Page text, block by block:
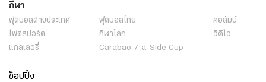
กีฬา
ฟุตบอลต่่างประเทศ ฟุตบอลไทย
คอลัมน์
ไฟต์สปอร์ต
กีฬาโลก
วิดีโอ
แกลเลอรี่
Carabao 7-a-Side Cup
ช็อปปิ้ง